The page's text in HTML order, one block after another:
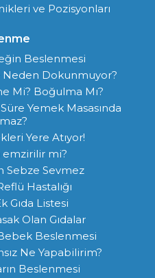
ve Pozisyonları
Beslenmesi
Dokunmuyor?
Mi? Boğulma Mı?
Yemek Masasında
Yere Atıyor!
mi?
Sebze Sevmez
Hastalığı
Gıda Listesi
Olan Gıdalar
Beslenmesi
Ne Yapabilirim?
Beslenmesi